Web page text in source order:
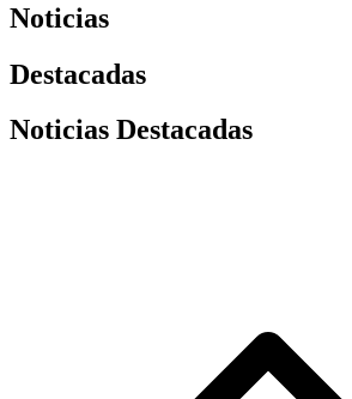
Noticias
Destacadas
Noticias Destacadas